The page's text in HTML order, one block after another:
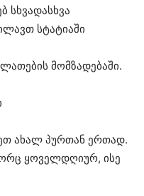
სხვადასხვა
სტატიაში
მომზადებაში.
ახალ პურთან ერთად.
ყოველდღიურ, ისე